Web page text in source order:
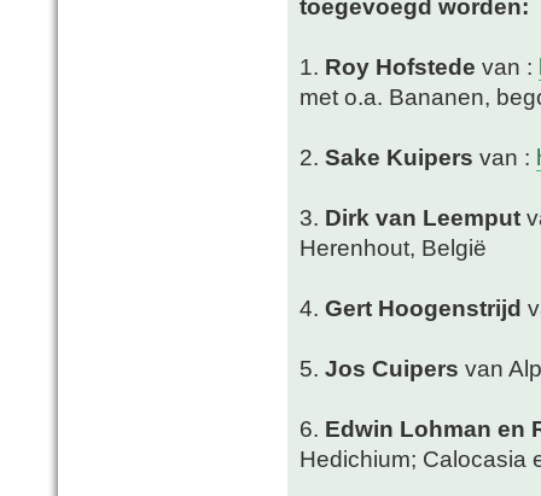
toegevoegd worden:
1. Roy Hofstede van :
met o.a. Bananen,
2. Sake Kuipers van :
3. Dirk van Leemput
Herenhout, België
4. Gert Hoogenstrijd
5. Jos Cuipers van
6. Edwin Lohman en
Hedichium; Calocasia